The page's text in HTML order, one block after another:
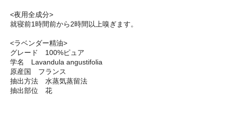
<夜用全成分>
就寝前1時間前から2時間以上嗅ぎます。
<ラベンダー精油>
グレード 100%ピュア
学名 Lavandula angustifolia
原産国 フランス
抽出方法 水蒸気蒸留法
抽出部位 花